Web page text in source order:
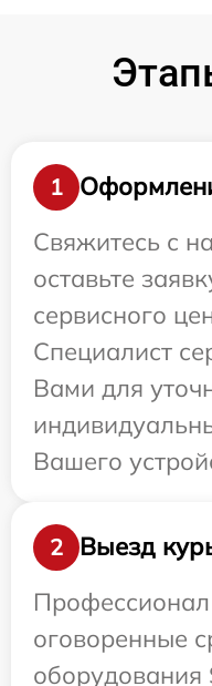
1
Свяжитесь с
оставьте
сервисного
Специалист
Вами для
Вашего
2
Выезд
оговоренные
оборудования